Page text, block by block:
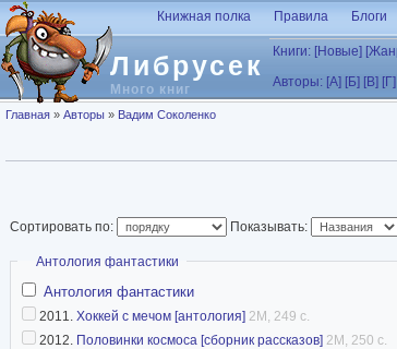
Перейти к основному содержанию
Либрусек
Много книг
Книжная полка Правила Блоги
Книги: [Новые]
Авторы: [А] [Б] [В] [Г]
Вы здесь
Главная » Авторы » Вадим Соколенко
Сортировать по: Показывать:
Скрыть
Антология фантастики
Антология фантастики
2011. Хоккей с мечом [антология] 2M, 249 с.
2012. Половинки космоса [сборник рассказов] 2M, 250 с.